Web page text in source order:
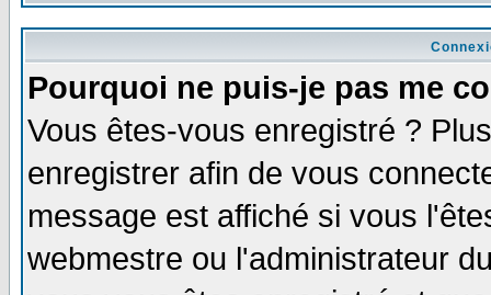
Pourquoi ne puis-je pas me
Vous êtes-vous enregistré ?
enregistrer afin de vous
message est affiché si vous
webmestre ou l'administrateur